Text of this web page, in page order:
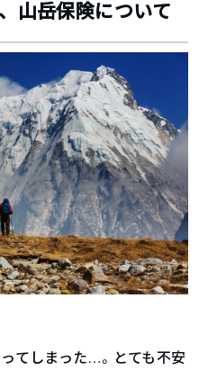
山岳保険について
てしまった…。とても不安